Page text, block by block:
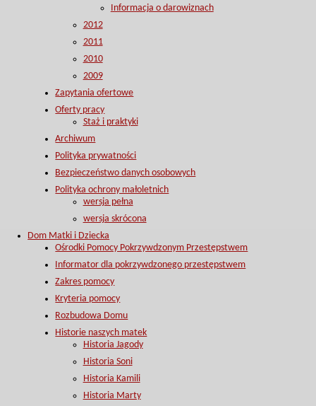
Informacja o darowiznach
2012
2011
2010
2009
Zapytania ofertowe
Oferty pracy
Staż i praktyki
Archiwum
Polityka prywatności
Bezpieczeństwo danych osobowych
Polityka ochrony małoletnich
wersja pełna
wersja skrócona
Dom Matki i Dziecka
Ośrodki Pomocy Pokrzywdzonym Przestępstwem
Informator dla pokrzywdzonego przestępstwem
Zakres pomocy
Kryteria pomocy
Rozbudowa Domu
Historie naszych matek
Historia Jagody
Historia Soni
Historia Kamili
Historia Marty